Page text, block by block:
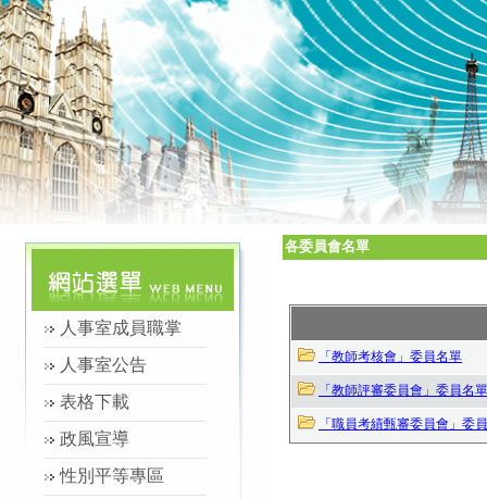
人事室成員職掌
人事室公告
表格下載
政風宣導
性別平等專區
各委員會名單
「教師考核會」委員名單
「教師評審委員會」委員名單
「職員考績甄審委員會」委